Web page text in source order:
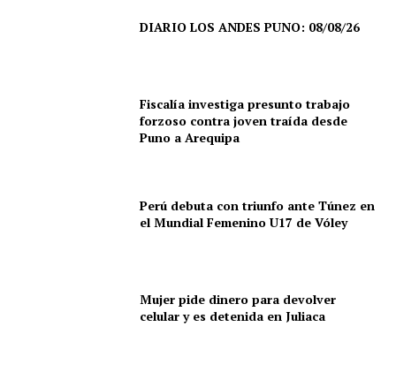
DIARIO LOS ANDES PUNO: 08/08/26
Fiscalía investiga presunto trabajo
forzoso contra joven traída desde
Puno a Arequipa
Perú debuta con triunfo ante Túnez en
el Mundial Femenino U17 de Vóley
Mujer pide dinero para devolver
celular y es detenida en Juliaca